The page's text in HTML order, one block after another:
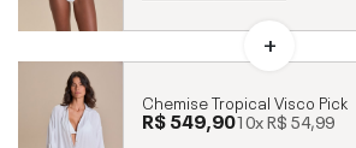
Chemise Tropical Visco Pick
R$ 549,9010xR$ 54,99